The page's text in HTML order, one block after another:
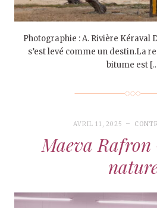
Photographie : A. Rivière Kéraval
s’est levé comme un destin.La
bitume est
AVRIL 11, 2025
Maeva